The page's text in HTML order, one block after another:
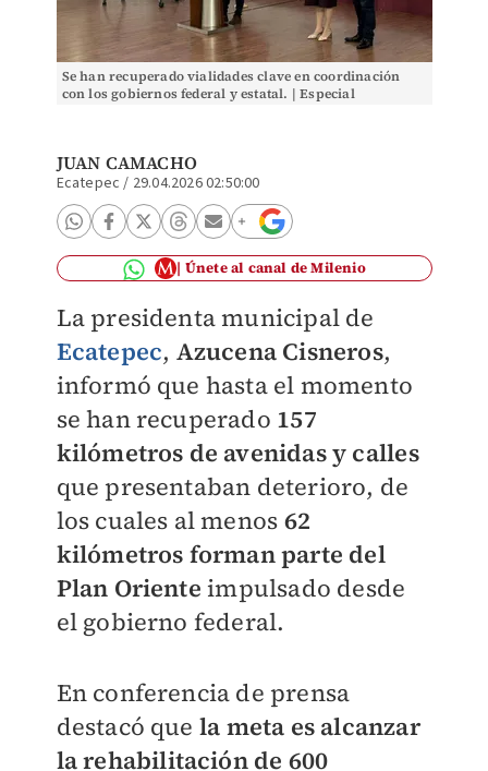
Se han recuperado vialidades clave en coordinación
con los gobiernos federal y estatal. | Especial
JUAN CAMACHO
Ecatepec / 29.04.2026 02:50:00
Únete al canal de Milenio
La presidenta municipal de
Ecatepec, Azucena Cisneros,
informó que hasta el momento
se han recuperado 157
kilómetros de avenidas y calles
que presentaban deterioro, de
los cuales al menos 62
kilómetros forman parte del
Plan Orienteimpulsado desde
el gobierno federal.
En conferencia de prensa
destacó que la meta es alcanzar
la rehabilitación de 600